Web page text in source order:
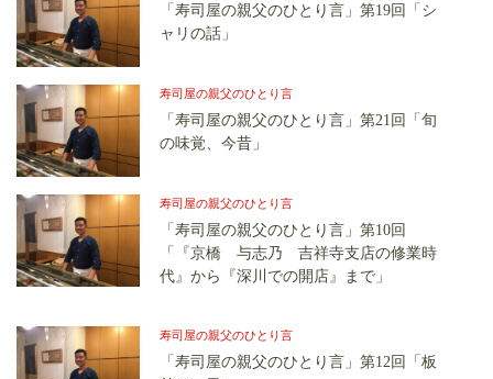
「寿司屋の親父のひとり言」第19回「シ
ャリの話」
寿司屋の親父のひとり言
「寿司屋の親父のひとり言」第21回「旬
の味覚、今昔」
寿司屋の親父のひとり言
「寿司屋の親父のひとり言」第10回
「『京橋 与志乃 吉祥寺支店の修業時
代』から『深川での開店』まで」
寿司屋の親父のひとり言
「寿司屋の親父のひとり言」第12回「板